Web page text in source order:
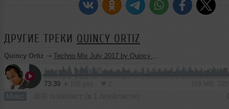
ДРУГИЕ ТРЕКИ QUINCY ORTIZ
Quincy Ortiz ➝ Techno Mix July 2017 by Quincy Ortiz
73:39
Микс